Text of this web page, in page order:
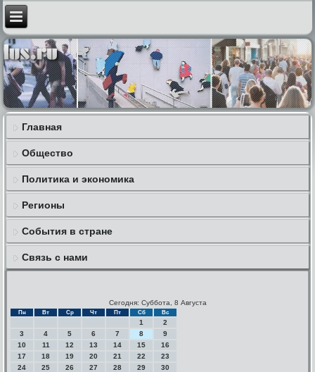
Главная
Общество
Политика и экономика
Регионы
События в стране
Связь с нами
Сегодня: Суббота, 8 Августа
Пн Вт Ср Чт Пт Сб Вс
1
2
3
4 5 6 7 8
9
10
11 12 13 14 15
16
17
18 19 20 21 22
23
24
25 26 27 28 29
30